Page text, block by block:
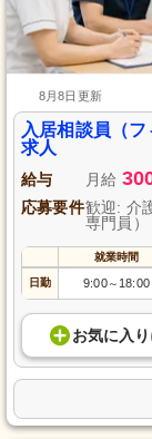
8月8日更新
入居相談員（
求人
給与 月給
応募要件歓迎: 介
専門員
就業時間
日勤 9:00～ 18:00
お気に入り